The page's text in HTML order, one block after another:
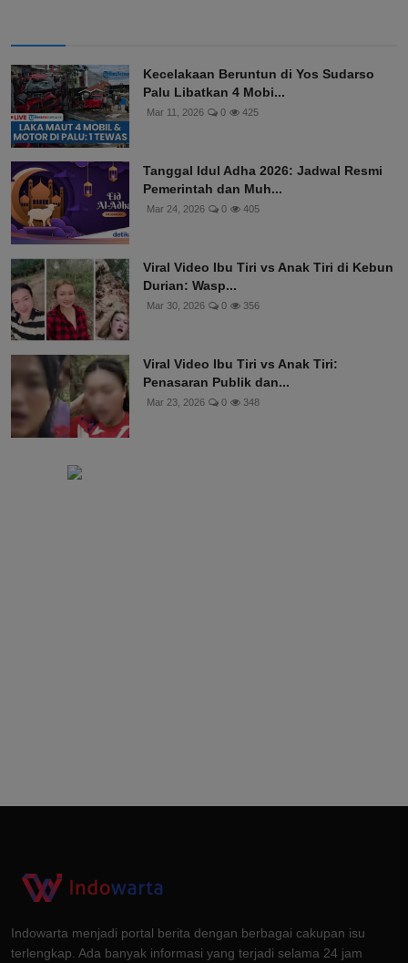
Kecelakaan Beruntun di Yos Sudarso
Palu Libatkan 4 Mobi...
Mar 11, 2026 0 425
Tanggal Idul Adha 2026: Jadwal Resmi
Pemerintah dan Muh...
Mar 24, 2026 0 405
Viral Video Ibu Tiri vs Anak Tiri di Kebun
Durian: Wasp...
Mar 30, 2026 0 356
Viral Video Ibu Tiri vs Anak Tiri:
Penasaran Publik dan...
Mar 23, 2026 0 348
Indowarta menjadi portal berita dengan berbagai cakupan isu
terlengkap. Ada banyak informasi yang terjadi selama 24 jam